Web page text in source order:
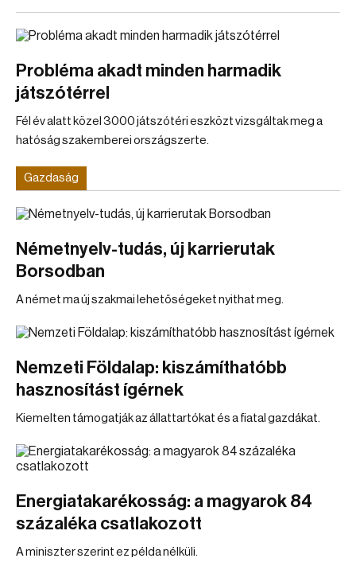
Probléma akadt minden harmadik
játszótérrel
Fél év alatt közel 3000 játszótéri eszközt vizsgáltak meg a
hatóság szakemberei országszerte.
Gazdaság
Németnyelv-tudás, új karrierutak
Borsodban
A német ma új szakmai lehetőségeket nyithat meg.
Nemzeti Földalap: kiszámíthatóbb
hasznosítást ígérnek
Kiemelten támogatják az állattartókat és a fiatal gazdákat.
Energiatakarékosság: a magyarok 84
százaléka csatlakozott
A miniszter szerint ez példa nélküli.